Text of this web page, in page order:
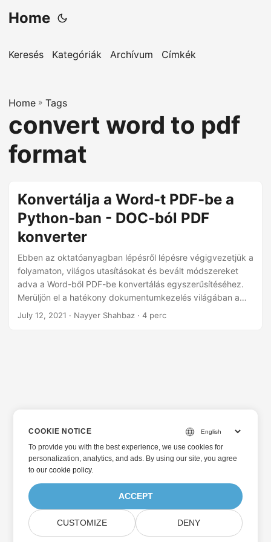
Home
Keresés Kategóriák Archívum Címkék
Home » Tags
convert word to pdf
format
Konvertálja a Word-t PDF-be a
Python-ban - DOC-ból PDF
konverter
Ebben az oktatóanyagban lépésről lépésre végigvezetjük a
folyamaton, világos utasításokat és bevált módszereket
adva a Word-ből PDF-be konvertálás egyszerűsítéséhez.
Merüljön el a hatékony dokumentumkezelés világában a
Python REST API segítségével.
July 12, 2021 · Nayyer Shahbaz · 4 perc
COOKIE NOTICE
To provide you with the best experience, we use cookies for
personalization, analytics, and ads. By using our site, you agree
toour cookie policy.
ACCEPT
CUSTOMIZE DENY